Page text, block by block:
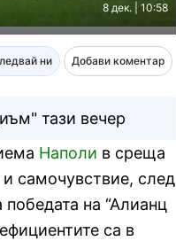
8 дек. | 10:58
ни Добави коментар
тази вечер
Наполи в среща
самочувствие, след
на “Алианц
са в